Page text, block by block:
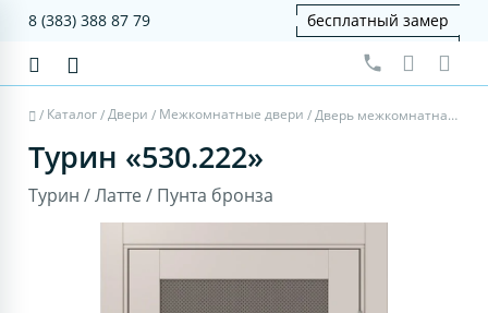
8 (383) 388 87 79 бесплатный замер
/ Каталог/Двери / Межкомнатные двери / Дверь межкомнатная Турин 530.222 - латте, пунта бронза
Турин «530.222»
Турин / Латте / Пунта бронза